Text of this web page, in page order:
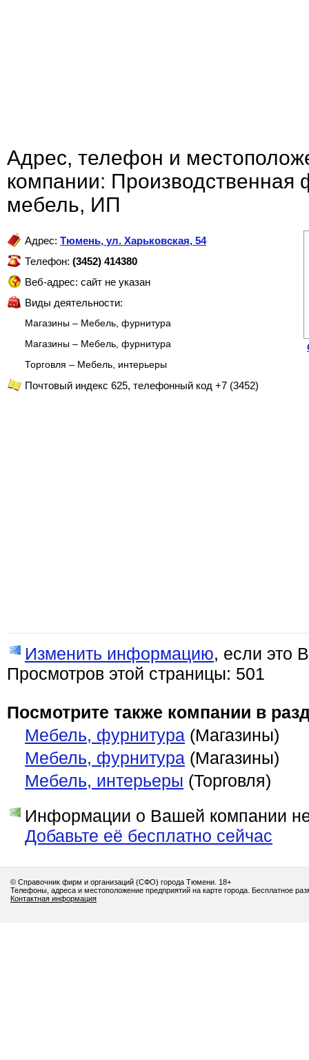
Адрес, телефон и
компании:
мебель, ИП
Адрес: Тюмень, ул. Харьковская, 54
Телефон: (3452) 414380
Веб-адрес: сайт не указан
Виды деятельности:
Магазины – Мебель, фурнитура
Магазины – Мебель, фурнитура
Торговля – Мебель, интерьеры
Почтовый индекс 625, телефонный код +7 (3452)
Изменить информацию, если это
Просмотров этой страницы: 501
Посмотрите также компании в
Мебель, фурнитура (Магазины)
Мебель, фурнитура (Магазины)
Мебель, интерьеры (Торговля)
Информации о Вашей компании
Добавьте её бесплатно сейчас
© Справочник фирм и организаций (СФО) города Тюмени. 18+
Телефоны, адреса и местоположение предприятий на карте города. Бесплатное
Контактная информация